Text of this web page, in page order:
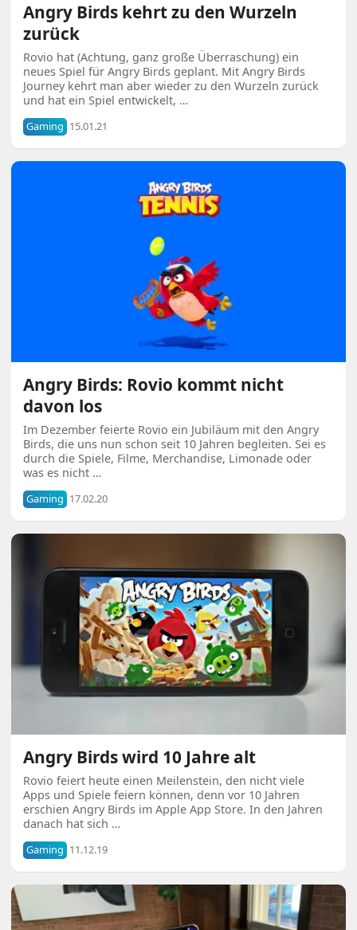
Angry Birds kehrt zu den Wurzeln
zurück
Rovio hat (Achtung, ganz große Überraschung) ein
neues Spiel für Angry Birds geplant. Mit Angry Birds
Journey kehrt man aber wieder zu den Wurzeln zurück
und hat ein Spiel entwickelt, …
Gaming 15.01.21
Angry Birds: Rovio kommt nicht
davon los
Im Dezember feierte Rovio ein Jubiläum mit den Angry
Birds, die uns nun schon seit 10 Jahren begleiten. Sei es
durch die Spiele, Filme, Merchandise, Limonade oder
was es nicht …
Gaming 17.02.20
Angry Birds wird 10 Jahre alt
Rovio feiert heute einen Meilenstein, den nicht viele
Apps und Spiele feiern können, denn vor 10 Jahren
erschien Angry Birds im Apple App Store. In den Jahren
danach hat sich …
Gaming 11.12.19